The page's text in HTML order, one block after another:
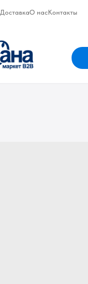
ДоставкаО насКонтакты